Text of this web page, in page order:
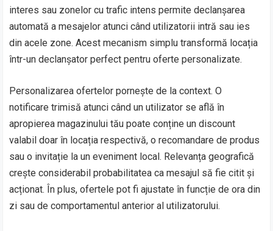
interes sau zonelor cu trafic intens permite declanșarea
automată a mesajelor atunci când utilizatorii intră sau ies
din acele zone. Acest mecanism simplu transformă locația
într-un declanșator perfect pentru oferte personalizate.
Personalizarea ofertelor pornește de la context. O
notificare trimisă atunci când un utilizator se află în
apropierea magazinului tău poate conține un discount
valabil doar în locația respectivă, o recomandare de produs
sau o invitație la un eveniment local. Relevanța geografică
crește considerabil probabilitatea ca mesajul să fie citit și
acționat. În plus, ofertele pot fi ajustate în funcție de ora din
zi sau de comportamentul anterior al utilizatorului.